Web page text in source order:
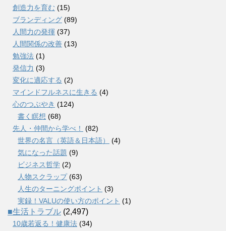
創造力を育む (15)
ブランディング (89)
人間力の発揮 (37)
人間関係の改善 (13)
勉強法 (1)
発信力 (3)
変化に適応する (2)
マインドフルネスに生きる (4)
心のつぶやき (124)
書く瞑想 (68)
先人・仲間から学べ！
(82)
世界の名言（英語＆日本語）
(4)
気になった話題 (9)
ビジネス哲学 (2)
人物スクラップ(63)
人生のターニングポイント (3)
実録！VALUの使い方のポイント (1)
■生活トラブル (2,497)
10歳若返る！健康法 (34)